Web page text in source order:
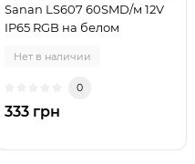
Sanan LS607 60SMD/м 12V
IP65 RGB на белом
Нет в наличии
0
333 грн